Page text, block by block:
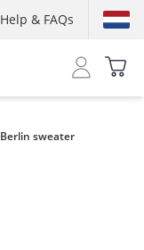
Help & FAQs
Berlin sweater